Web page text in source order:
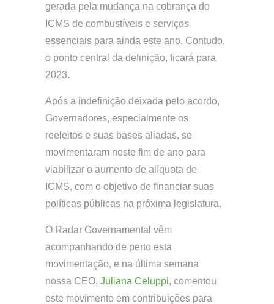
gerada pela mudança na cobrança do
ICMS de combustíveis e serviços
essenciais para ainda este ano. Contudo,
o ponto central da definição, ficará para
2023.
Após a indefinição deixada pelo acordo,
Governadores, especialmente os
reeleitos e suas bases aliadas, se
movimentaram neste fim de ano para
viabilizar o aumento de alíquota de
ICMS, com o objetivo de financiar suas
políticas públicas na próxima legislatura.
O Radar Governamental vêm
acompanhando de perto esta
movimentação, e na última semana
nossa CEO, Juliana Celuppi, comentou
este movimento em contribuições para